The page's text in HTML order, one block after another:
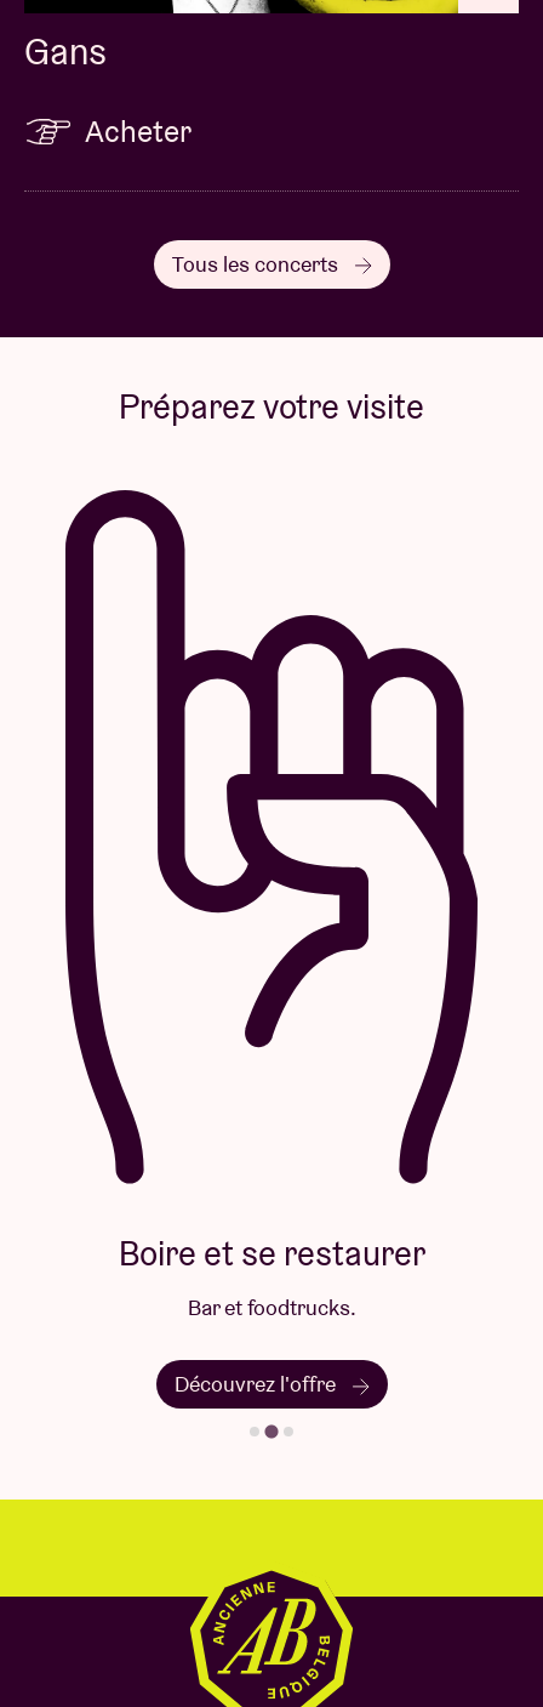
Gans
Acheter
Tous les concerts
Préparez votre visite
Boire et se restaurer
Bar et foodtrucks.
Découvrez l'offre